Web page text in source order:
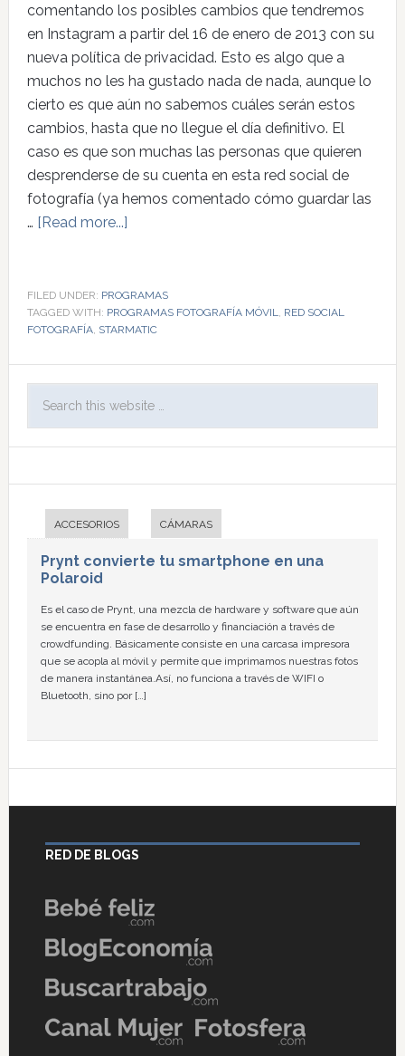
comentando los posibles cambios que tendremos
en Instagram a partir del 16 de enero de 2013 con su
nueva política de privacidad. Esto es algo que a
muchos no les ha gustado nada de nada, aunque lo
cierto es que aún no sabemos cuáles serán estos
cambios, hasta que no llegue el día definitivo. El
caso es que son muchas las personas que quieren
desprenderse de su cuenta en esta red social de
fotografía (ya hemos comentado cómo guardar las
… [Read more...]
FILED UNDER: PROGRAMAS
TAGGED WITH: PROGRAMAS FOTOGRAFÍA MÓVIL, RED SOCIAL
FOTOGRAFÍA, STARMATIC
ACCESORIOS CÁMARAS
Prynt convierte tu smartphone en una
Polaroid
Es el caso de Prynt, una mezcla de hardware y software que aún
se encuentra en fase de desarrollo y financiación a través de
crowdfunding. Básicamente consiste en una carcasa impresora
que se acopla al móvil y permite que imprimamos nuestras fotos
de manera instantánea.Así, no funciona a través de WIFI o
Bluetooth, sino por […]
RED DE BLOGS